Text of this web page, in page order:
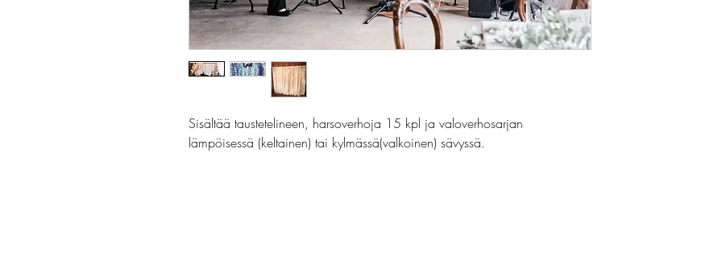
Sisältää taustetelineen, harsoverhoja 15 kpl ja valoverhosarjan
lämpöisessä (keltainen) tai kylmässä(valkoinen) sävyssä.